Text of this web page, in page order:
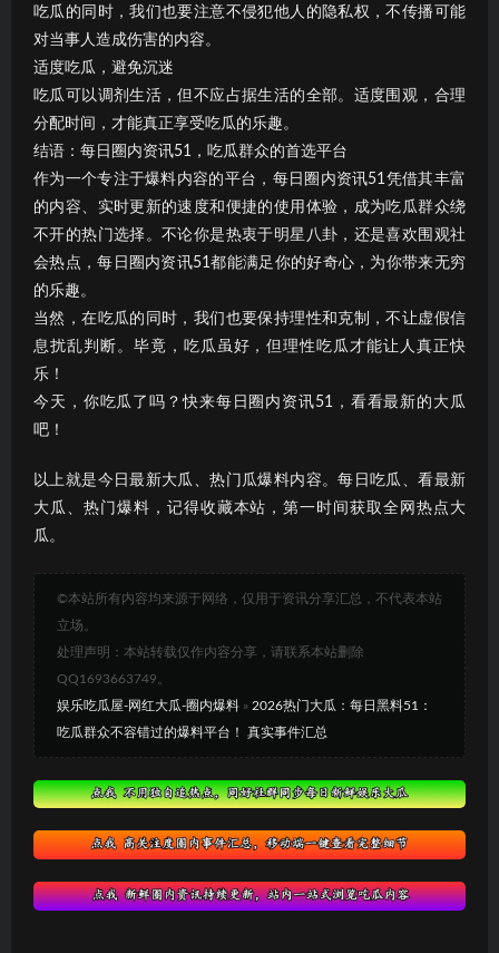
吃瓜的同时，我们也要注意不侵犯他人的隐私权，不传播可能
对当事人造成伤害的内容。
适度吃瓜，避免沉迷
吃瓜可以调剂生活，但不应占据生活的全部。适度围观，合理
分配时间，才能真正享受吃瓜的乐趣。
结语：每日圈内资讯51，吃瓜群众的首选平台
作为一个专注于爆料内容的平台，每日圈内资讯51凭借其丰富
的内容、实时更新的速度和便捷的使用体验，成为吃瓜群众绕
不开的热门选择。不论你是热衷于明星八卦，还是喜欢围观社
会热点，每日圈内资讯51都能满足你的好奇心，为你带来无穷
的乐趣。
当然，在吃瓜的同时，我们也要保持理性和克制，不让虚假信
息扰乱判断。毕竟，吃瓜虽好，但理性吃瓜才能让人真正快
乐！
今天，你吃瓜了吗？快来每日圈内资讯51，看看最新的大瓜
吧！
以上就是今日最新大瓜、热门瓜爆料内容。每日吃瓜、看最新
大瓜、热门爆料，记得收藏本站，第一时间获取全网热点大
瓜。
©本站所有内容均来源于网络，仅用于资讯分享汇总，不代表本站
立场。
处理声明：本站转载仅作内容分享，请联系本站删除
QQ1693663749。
娱乐吃瓜屋-网红大瓜-圈内爆料 » 2026热门大瓜：每日黑料51：
吃瓜群众不容错过的爆料平台！ 真实事件汇总